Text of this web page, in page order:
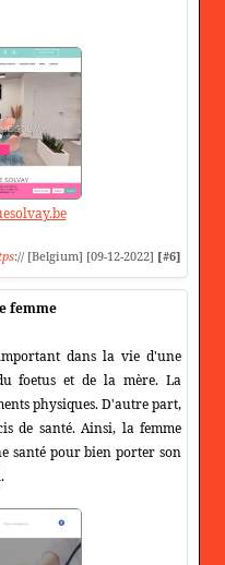
:// [Belgium] [09-12-2022] [#6]
femme
dans la vie d'une
foetus et de la mère. La
physiques. D'autre part,
de santé. Ainsi, la femme
santé pour bien porter son